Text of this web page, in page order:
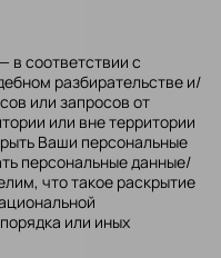
в соответствии с
разбирательстве и/
или запросов от
или вне территории
Ваши персональные
персональные данные/
что такое раскрытие
или иных